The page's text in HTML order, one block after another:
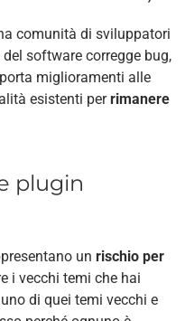
comunità di sviluppatori
software corregge bug,
miglioramenti alle
esistenti perrimanere
plugin
un rischio per
i vecchi temi che hai
di quei temi vecchi e